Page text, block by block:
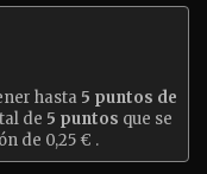
hasta 5 puntos de
de 5 puntos que se
de 0,25 € .